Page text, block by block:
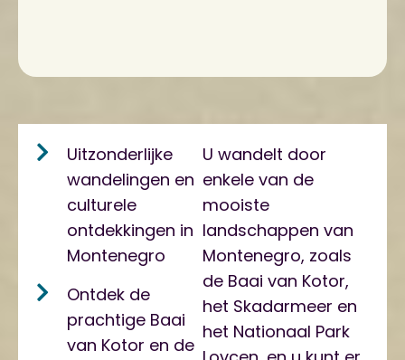
Uitzonderlijke
wandelingen en
culturele
ontdekkingen in
Montenegro
Ontdek de
prachtige Baai
van Kotor en de
U wandelt door
enkele van de
mooiste
landschappen van
Montenegro, zoals
de Baai van Kotor,
het Skadarmeer en
het Nationaal Park